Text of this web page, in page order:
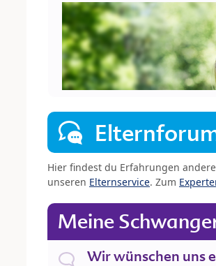
Hier findest du Erfahrungen
unseren Elternservice. Zum
Meine
Wir wünschen uns